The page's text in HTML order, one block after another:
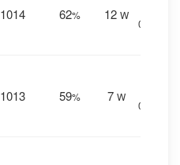
1014 62% 12 W
0 mm.
1013 59% 7 W
0 mm.